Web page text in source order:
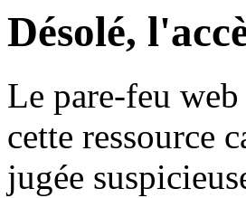
Désolé,
Le pare-feu
cette ressource
jugée